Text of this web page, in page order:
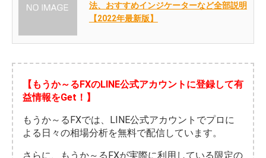
法、おすすめインジケーターなど全部説明
【2022年最新版】
【もうか～るFXのLINE公式アカウントに登録して有
益情報をGet！】
もうか～るFXでは、LINE公式アカウントでプロに
よる日々の相場分析を無料で配信しています。
さらに、もうか～るFXが実際に利用している限定の